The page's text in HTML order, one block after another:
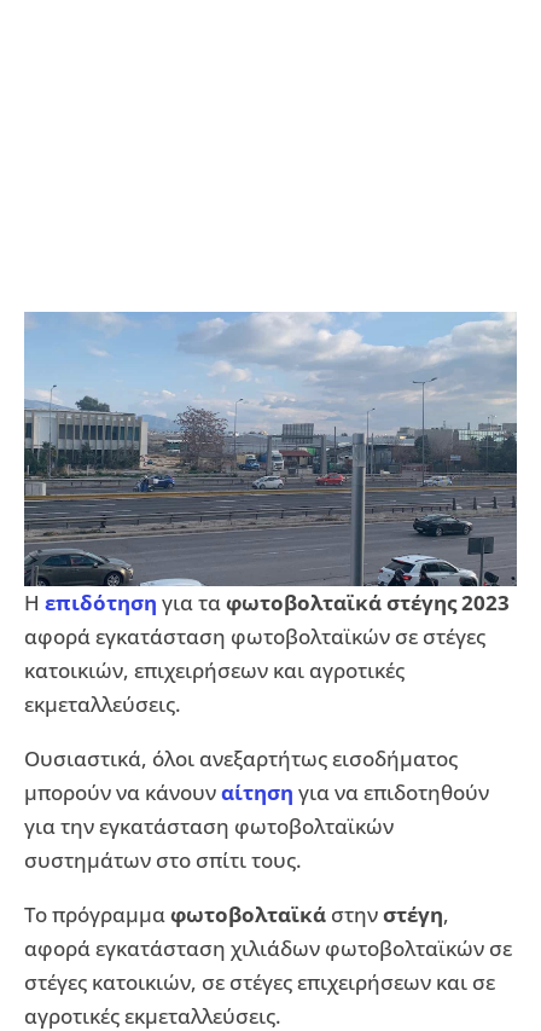
Η επιδότηση για ταφωτοβολταϊκά στέγης 2023
αφορά εγκατάσταση φωτοβολταϊκών σε στέγες
κατοικιών, επιχειρήσεων και αγροτικές
εκμεταλλεύσεις.
Ουσιαστικά, όλοι ανεξαρτήτως εισοδήματος
μπορούν να κάνουναίτηση για να επιδοτηθούν
για την εγκατάσταση φωτοβολταϊκών
συστημάτων στο σπίτι τους.
Το πρόγραμμαφωτοβολταϊκά στηνστέγη,
αφορά εγκατάσταση χιλιάδων φωτοβολταϊκών σε
στέγες κατοικιών, σε στέγες επιχειρήσεων και σε
αγροτικές εκμεταλλεύσεις.